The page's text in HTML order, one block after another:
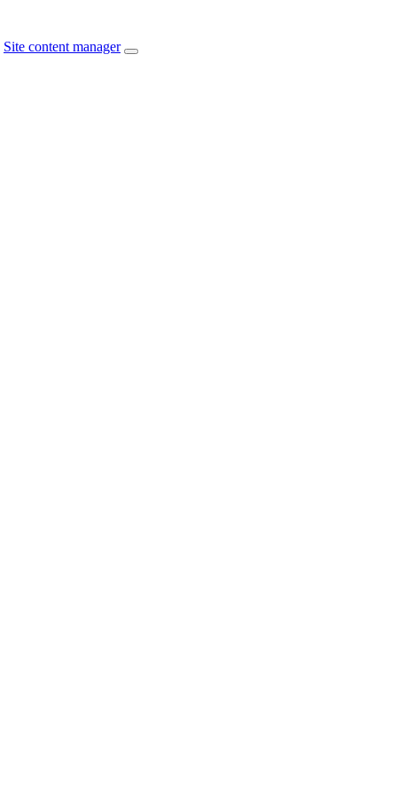
Site content manager